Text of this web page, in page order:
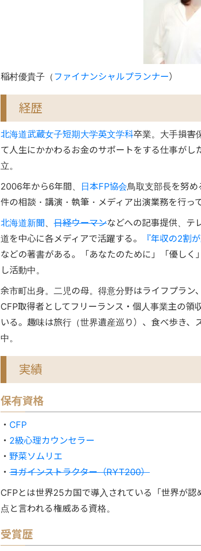
稲村優貴子（ ファイナンシャルプランナー）
経歴
北海道武蔵女子短期大学英文学科卒業。大手損害
て人生にかかわるお金のサポートをする仕事がし
立。
2006年から6年間、
日本FP協会鳥取支部長を努め
件の相談・講演・執筆・メディア出演業務を行っ
北海道新聞 、 日経ウーマンなどへの記事提供、テ
道を中心に各メディアで活躍する。
『年収の2割
などの著書がある。「あなたのために」「優し
し活動中。
余市町出身。二児の母。得意分野はライフプラン
CFP取得者としてフリーランス・個人事業主の領
いる。趣味は旅行（世界遺産巡り）、食べ歩き
中。
実績
保有資格
・ CFP
・ 2級心理カウンセラー
・ 野菜ソムリエ
・ ヨガインストラクター（RYT200）
CFPとは世界25カ国で導入されている「世界が
点と言われる権威ある資格。
受賞歴